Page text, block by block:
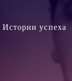
Истории успеха